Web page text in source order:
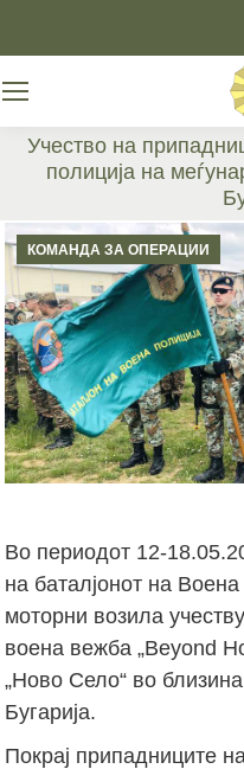
Учество на
полиција на
КОМАНДА ЗА ОПЕРАЦИИ
Во периодот 12-
на баталјонот на
моторни возила
воена вежба „Beyond
„Ново Село“ во
Бугарија.
Покрај припадниците